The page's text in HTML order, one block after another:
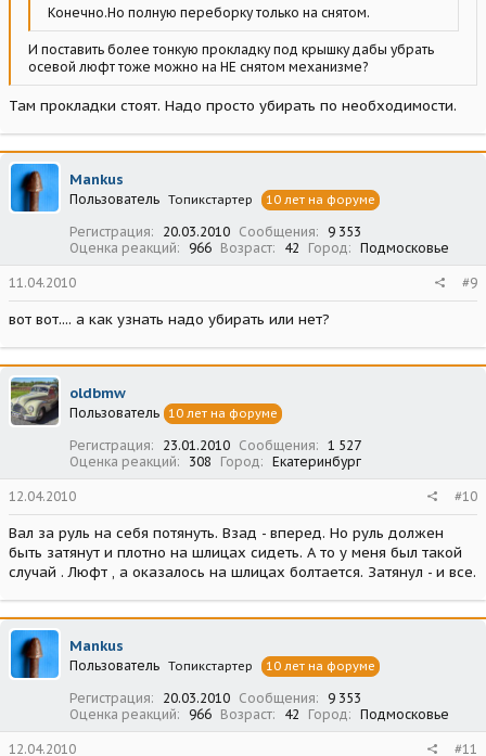
Конечно.Но полную переборку только на снятом.
И поставить более тонкую прокладку под крышку дабы убрать
осевой люфт тоже можно на НЕ снятом механизме?
Там прокладки стоят. Надо просто убирать по необходимости.
Mankus
Пользователь Топикстартер 10 лет на форуме
Регистрация 20.03.2010 Сообщения
9 353
Оценка реакций
966 Возраст 42 Город Подмосковье
11.04.2010 #9
вот вот.... а как узнать надо убирать или нет?
oldbmw
Пользователь 10 лет на форуме
Регистрация 23.01.2010 Сообщения
1 527
Оценка реакций
308 Город Екатеринбург
12.04.2010 #10
Вал за руль на себя потянуть. Взад - вперед. Но руль должен
быть затянут и плотно на шлицах сидеть. А то у меня был такой
случай . Люфт , а оказалось на шлицах болтается. Затянул - и все.
Mankus
Пользователь Топикстартер 10 лет на форуме
Регистрация 20.03.2010 Сообщения
9 353
Оценка реакций
966 Возраст 42 Город Подмосковье
12.04.2010 #11